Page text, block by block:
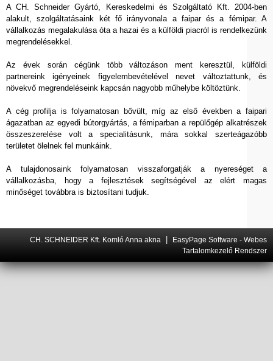
A CH. Schneider Gyártó, Kereskedelmi és Szolgáltató Kft. 2004-ben
alakult, szolgáltatásaink két fő irányvonala a faipar és a fémipar. A
vállalkozás megalakulása óta a hazai és a külföldi piacról is rendelkezünk
megrendelésekkel.
Az évek során cégünk több változáson ment keresztül, külföldi
partnereink igényeinek figyelembevételével nevet változtattunk, és
növekvő megrendeléseink kapcsán nagyobb műhelybe költöztünk.
A cég profilja is folyamatosan bővült, míg az első években a faipari
ágazatban az egyedi bútorgyártás, a fémiparban a repülőgép alkatrészek
összeszerelése volt a specialitásunk, mára sokkal szerteágazóbb
területet ölelnek fel munkáink.
A tulajdonosaink folyamatosan visszaforgatják a nyereséget a
vállalkozásba, hogy a fejlesztések segítségével az elért magas
minőséget továbbra is biztosítani tudjuk.
CH. SCHNEIDER Kft. Komló Anna akna EasyPage Software - Webes
Tartalomkezelő Rendszer